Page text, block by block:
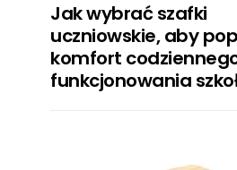
Jak wybrać szafki
uczniowskie, aby
komfort
funkcjonowania